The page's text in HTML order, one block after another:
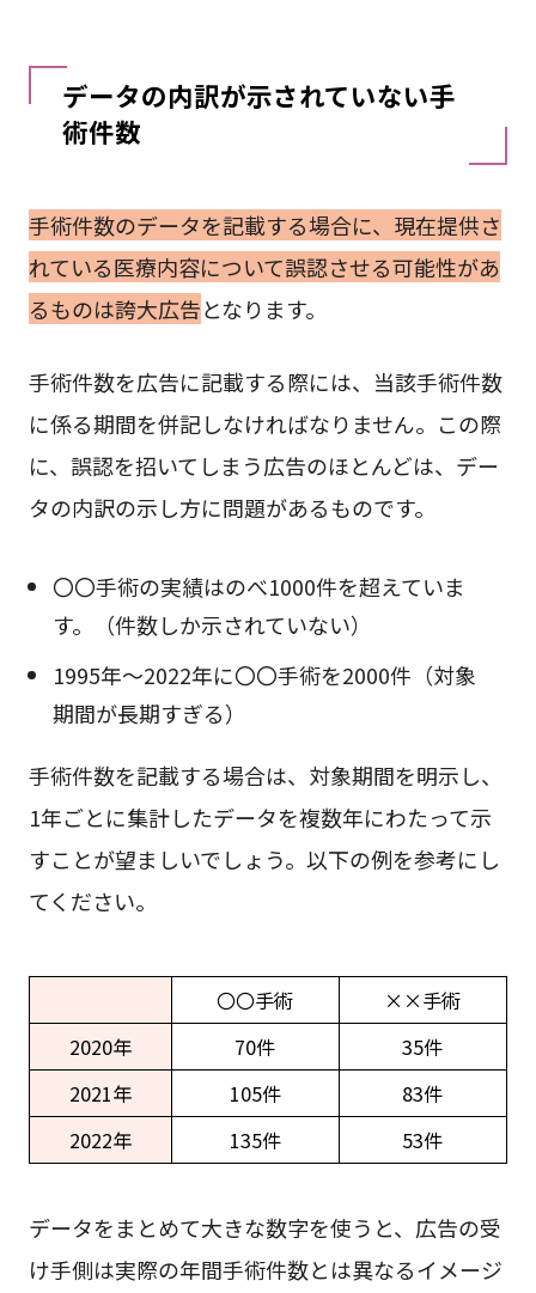
データの内訳が示されていない手
術件数
手術件数のデータを記載する場合に、現在提供さ
れている医療内容について誤認させる可能性があ
るものは誇大広告となります。
手術件数を広告に記載する際には、当該手術件数
に係る期間を併記しなければなりません。この際
に、誤認を招いてしまう広告のほとんどは、デー
タの内訳の示し方に問題があるものです。
〇〇手術の実績はのべ1000件を超えていま
す。（件数しか示されていない）
1995年～2022年に〇〇手術を2000件（対象
期間が長期すぎる）
手術件数を記載する場合は、対象期間を明示し、
1年ごとに集計したデータを複数年にわたって示
すことが望ましいでしょう。以下の例を参考にし
てください。
〇〇手術
××手術
2020年
70件
35件
2021年
105件
83件
2022年
135件 53件
データをまとめて大きな数字を使うと、広告の受
け手側は実際の年間手術件数とは異なるイメージ